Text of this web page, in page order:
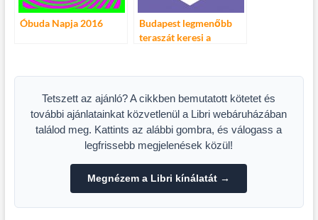
Óbuda Napja 2016
Budapest legmenőbb
teraszát keresi a
Tetszett az ajánló? A cikkben bemutatott kötetet és
további ajánlatainkat közvetlenül a Libri webáruházában
találod meg. Kattints az alábbi gombra, és válogass a
legfrissebb megjelenések közül!
Megnézem a Libri kínálatát →